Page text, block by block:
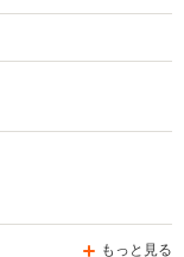
もっと見る